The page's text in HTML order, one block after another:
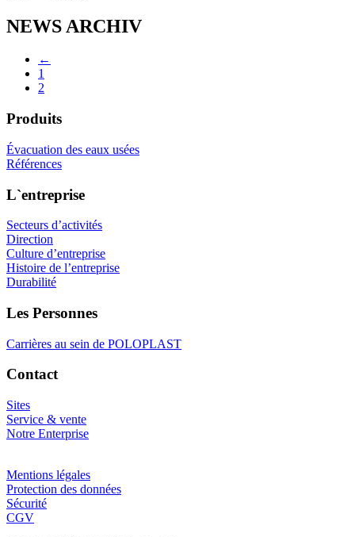
NEWS ARCHIV
←
1
2
Produits
Évacuation des eaux usées
Références
L`entreprise
Secteurs d’activités
Direction
Culture d’entreprise
Histoire de l’entreprise
Durabilité
Les Personnes
Carrières au sein de POLOPLAST
Contact
Sites
Service & vente
Notre Enterprise
Mentions légales
Protection des données
Sécurité
CGV